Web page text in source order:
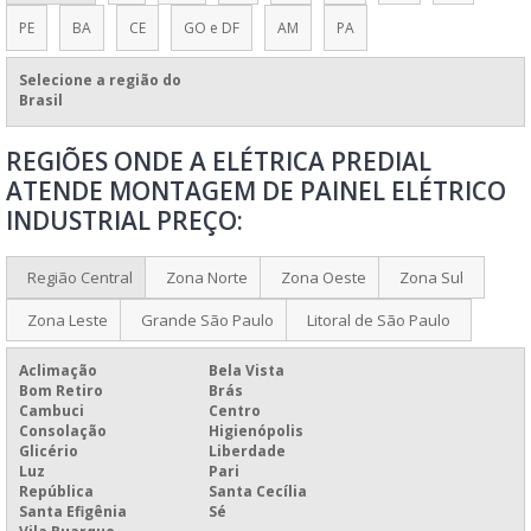
PAINÉIS ELÉTRICOS CONFORME NR10
PAINÉIS ELÉTRICOS DE BAIXA E MÉDIA TENSÃO
PAINÉIS ELÉTRICOS DE BAIXA TENSÃO
PAINEL COMANDO ELÉTRICO
PAINEL DE COMANDO ELÉTRICO
PAINEL DE COMANDO ELÉTRICO PARA QUEIMADORES
PAINEL DE COMANDO ELÉTRICO PREÇO
PAINEL DE CONTROLE ELÉTRICO
PAINEL ELÉTRICO
PAINEL ELÉTRICO A PROVA DE EXPLOSÃO
PAINEL ELÉTRICO AUTOPORTANTE
PAINEL ELÉTRICO BIFÁSICO
PAINEL ELÉTRICO CCM
PAINEL ELÉTRICO CLP
PE BA CE GO e DF AM PA
Selecione a região do
Brasil
REGIÕES ONDE A ELÉTRICA PREDIAL
ATENDE MONTAGEM DE PAINEL ELÉTRICO
INDUSTRIAL PREÇO:
Região Central Zona Norte Zona Oeste
Zona Sul
Zona Leste
Grande São Paulo Litoral de São Paulo
Aclimação
Bela Vista
Bom Retiro
Brás
Cambuci
Centro
Consolação
Higienópolis
Glicério
Liberdade
Luz
Pari
República
Santa Cecília
Santa Efigênia
Sé